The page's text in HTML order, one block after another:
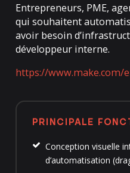
Entrepreneurs, PME,
qui souhaitent
avoir besoin
développeur interne.
https://www.make.com/
PRINCIPALE
Conception visuelle
d’automatisation